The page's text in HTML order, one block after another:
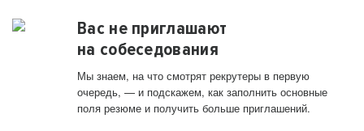
Вас не приглашают
на собеседования
Мы знаем, на что смотрят рекрутеры в первую
очередь, — и подскажем, как заполнить основные
поля резюме и получить больше приглашений.